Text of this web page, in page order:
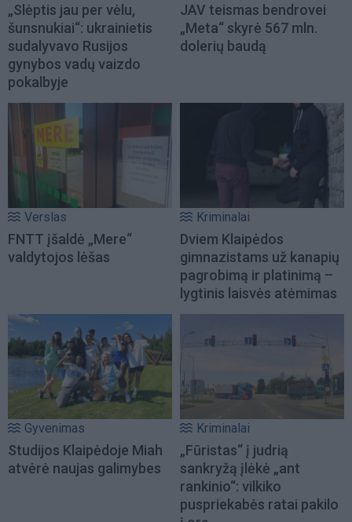
„Slėptis jau per vėlu,
šunsnukiai“: ukrainietis
sudalyvavo Rusijos
gynybos vadų vaizdo
pokalbyje
JAV teismas bendrovei
„Meta“ skyrė 567 mln.
dolerių baudą
Verslas
FNTT įšaldė „Mere“
valdytojos lėšas
Kriminalai
Dviem Klaipėdos
gimnazistams už kanapių
pagrobimą ir platinimą –
lygtinis laisvės atėmimas
Gyvenimas
Studijos Klaipėdoje Miah
atvėrė naujas galimybes
Kriminalai
„Fūristas“ į judrią
sankryžą įlėkė „ant
rankinio“: vilkiko
puspriekabės ratai pakilo